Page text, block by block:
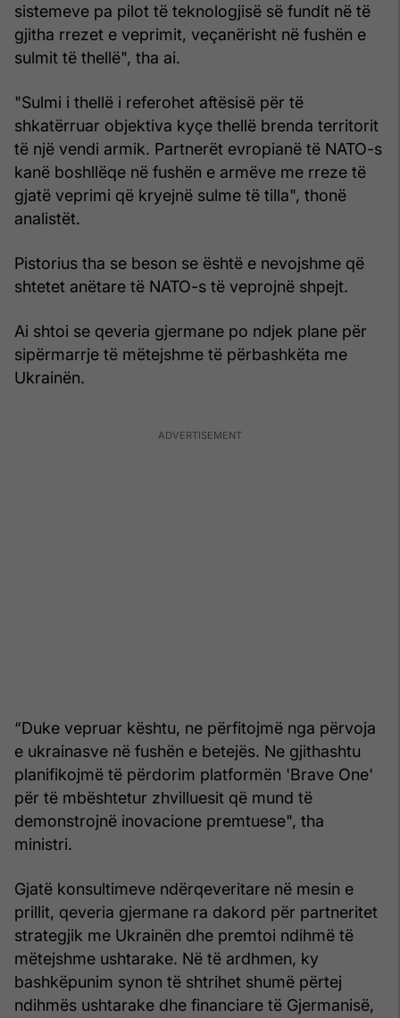
sistemeve pa pilot të teknologjisë së fundit në të
gjitha rrezet e veprimit, veçanërisht në fushën e
sulmit të thellë", tha ai.
"Sulmi i thellë i referohet aftësisë për të
shkatërruar objektiva kyçe thellë brenda territorit
të një vendi armik. Partnerët evropianë të NATO-s
kanë boshllëqe në fushën e armëve me rreze të
gjatë veprimi që kryejnë sulme të tilla", thonë
analistët.
Pistorius tha se beson se është e nevojshme që
shtetet anëtare të NATO-s të veprojnë shpejt.
Ai shtoi se qeveria gjermane po ndjek plane për
sipërmarrje të mëtejshme të përbashkëta me
Ukrainën.
“Duke vepruar kështu, ne përfitojmë nga përvoja
e ukrainasve në fushën e betejës. Ne gjithashtu
planifikojmë të përdorim platformën 'Brave One'
për të mbështetur zhvilluesit që mund të
demonstrojnë inovacione premtuese", tha
ministri.
Gjatë konsultimeve ndërqeveritare në mesin e
prillit, qeveria gjermane ra dakord për partneritet
strategjik me Ukrainën dhe premtoi ndihmë të
mëtejshme ushtarake. Në të ardhmen, ky
bashkëpunim synon të shtrihet shumë përtej
ndihmës ushtarake dhe financiare të Gjermanisë,